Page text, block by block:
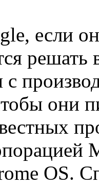
если
решать
с
они
OS.